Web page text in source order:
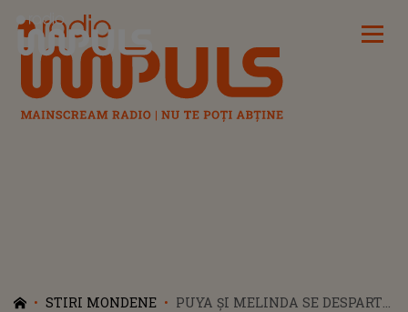
Radio Impuls
STIRI MONDENE
PUYA ȘI MELINDA SE DESPART